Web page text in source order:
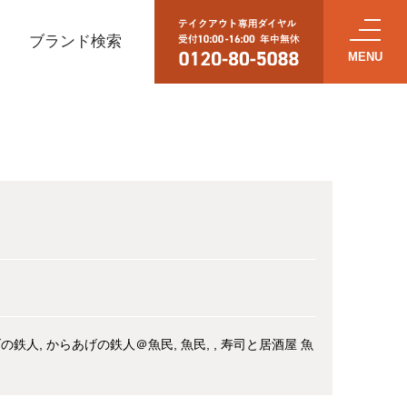
ブランド検索
鉄人 からあげの鉄人＠魚民 魚民
寿司と居酒屋 魚